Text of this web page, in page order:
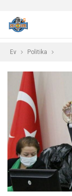
Ev Politika